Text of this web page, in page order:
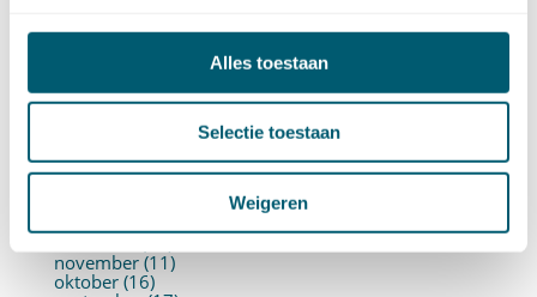
Alles toestaan
Selectie toestaan
Weigeren
oktober (24)
juli (26)
juni (21)
maart (10)
►
2017 (213)
november (11)
oktober (16)